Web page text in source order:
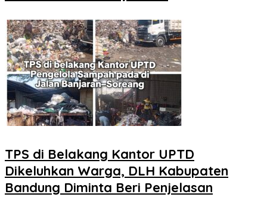
TPS di Belakang Kantor UPTD
Dikeluhkan Warga, DLH Kabupaten
Bandung Diminta Beri Penjelasan